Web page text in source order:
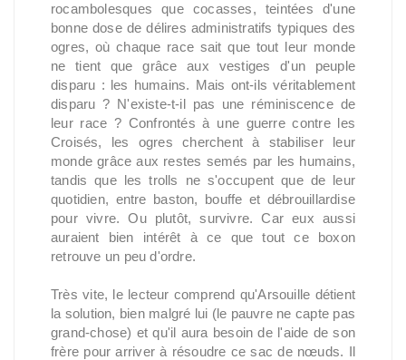
rocambolesques que cocasses, teintées d'une
bonne dose de délires administratifs typiques des
ogres, où chaque race sait que tout leur monde
ne tient que grâce aux vestiges d'un peuple
disparu : les humains. Mais ont-ils véritablement
disparu ? N'existe-t-il pas une réminiscence de
leur race ? Confrontés à une guerre contre les
Croisés, les ogres cherchent à stabiliser leur
monde grâce aux restes semés par les humains,
tandis que les trolls ne s'occupent que de leur
quotidien, entre baston, bouffe et débrouillardise
pour vivre. Ou plutôt, survivre. Car eux aussi
auraient bien intérêt à ce que tout ce boxon
retrouve un peu d'ordre.
Très vite, le lecteur comprend qu'Arsouille détient
la solution, bien malgré lui (le pauvre ne capte pas
grand-chose) et qu'il aura besoin de l'aide de son
frère pour arriver à résoudre ce sac de nœuds. Il